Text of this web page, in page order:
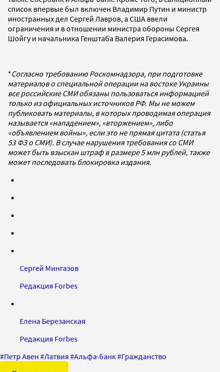
список впервые был включен Владимир Путин и министр
иностранных дел Сергей Лавров, а США ввели
ограничения и в отношении министра обороны Сергея
Шойгу и начальника Генштаба Валерия Герасимова.
*Согласно требованию Роскомнадзора, при подготовке
материалов о специальной операции на востоке Украины
все российские СМИ обязаны пользоваться информацией
только из официальных источников РФ. Мы не можем
публиковать материалы, в которых проводимая операция
называется «нападением», «вторжением», либо
«объявлением войны», если это не прямая цитата (статья
53 ФЗ о СМИ). В случае нарушения требования со СМИ
может быть взыскан штраф в размере 5 млн рублей, также
может последовать блокировка издания.
Сергей Мингазов
Редакция Forbes
Елена Березанская
Редакция Forbes
#Петр Авен #Латвия #Альфа-банк#Гражданство